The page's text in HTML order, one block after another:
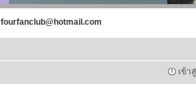
fourfanclub@hotmail.com
เข้า